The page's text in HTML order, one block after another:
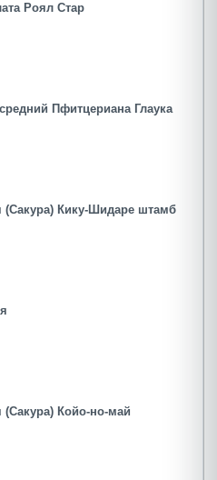
Роял Стар
Пфитцериана Глаука
(Сакура) Кику-Шидаре штамб
(Сакура) Койо-но-май